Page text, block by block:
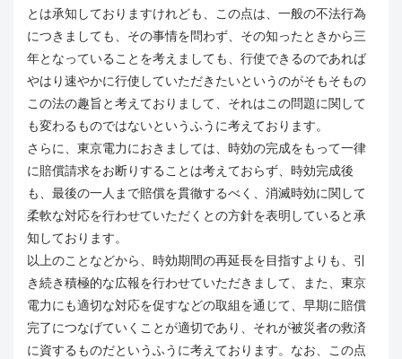
とは承知しておりますけれども、この点は、一般の不法行為
につきましても、その事情を問わず、その知ったときから三
年となっていることを考えましても、行使できるのであれば
やはり速やかに行使していただきたいというのがそもそもの
この法の趣旨と考えておりまして、それはこの問題に関して
も変わるものではないというふうに考えております。
さらに、東京電力におきましては、時効の完成をもって一律
に賠償請求をお断りすることは考えておらず、時効完成後
も、最後の一人まで賠償を貫徹するべく、消滅時効に関して
柔軟な対応を行わせていただくとの方針を表明していると承
知しております。
以上のことなどから、時効期間の再延長を目指すよりも、引
き続き積極的な広報を行わせていただきまして、また、東京
電力にも適切な対応を促すなどの取組を通じて、早期に賠償
完了につなげていくことが適切であり、それが被災者の救済
に資するものだというふうに考えております。なお、この点